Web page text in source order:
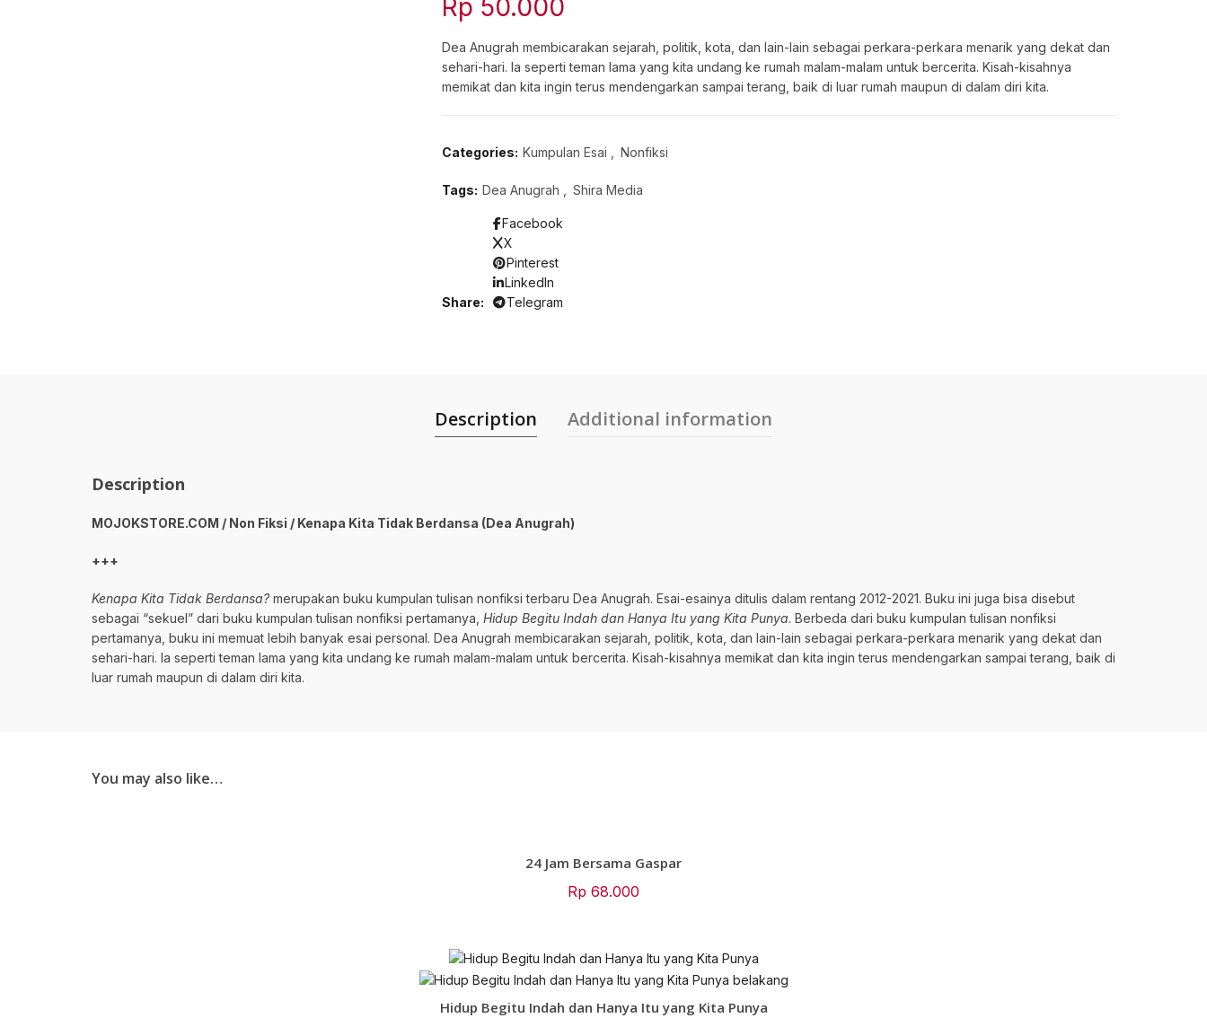
Rp 50.000
Dea Anugrah membicarakan sejarah, politik, kota, dan lain-lain sebagai perkara-perkara menarik yang dekat dan
sehari-hari. Ia seperti teman lama yang kita undang ke rumah malam-malam untuk bercerita. Kisah-kisahnya
memikat dan kita ingin terus mendengarkan sampai terang, baik di luar rumah maupun di dalam diri kita.
Categories: Kumpulan Esai Nonfiksi
Tags: Dea Anugrah Shira Media
Share
Facebook
X
Pinterest
LinkedIn
Telegram
Description Additional information
Description
MOJOKSTORE.COM / Non Fiksi / Kenapa Kita Tidak Berdansa (Dea Anugrah)
+++
Kenapa Kita Tidak Berdansa? merupakan buku kumpulan tulisan nonfiksi terbaru Dea Anugrah. Esai-esainya ditulis dalam rentang 2012-2021. Buku ini juga bisa disebut
sebagai “sekuel” dari buku kumpulan tulisan nonfiksi pertamanya, Hidup Begitu Indah dan Hanya Itu yang Kita Punya. Berbeda dari buku kumpulan tulisan nonfiksi
pertamanya, buku ini memuat lebih banyak esai personal. Dea Anugrah membicarakan sejarah, politik, kota, dan lain-lain sebagai perkara-perkara menarik yang dekat dan
sehari-hari. Ia seperti teman lama yang kita undang ke rumah malam-malam untuk bercerita. Kisah-kisahnya memikat dan kita ingin terus mendengarkan sampai terang, baik di
luar rumah maupun di dalam diri kita.
You may also like…
24 Jam Bersama Gaspar
Rp 68.000
Hidup Begitu Indah dan Hanya Itu yang Kita Punya